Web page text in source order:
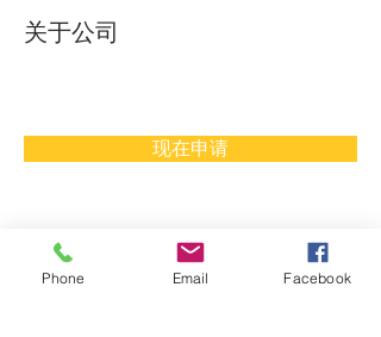
关于公司
现在申请
SJtech
营业执照号码：603-08-49680
Phone Email Facebook